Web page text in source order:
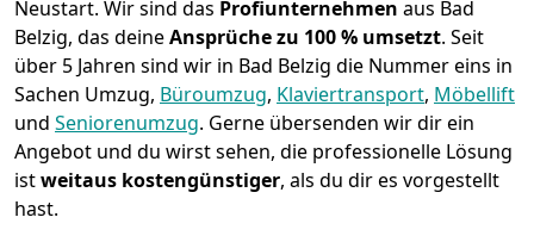
Neustart. Wir sind das Profiunternehmen aus Bad
Belzig, das deineAnsprüche zu 100 % umsetzt. Seit
über 5 Jahren sind wir in Bad Belzig die Nummer eins in
Sachen Umzug, Büroumzug, Klaviertransport, Möbellift
und Seniorenumzug. Gerne übersenden wir dir ein
Angebot und du wirst sehen, die professionelle Lösung
istweitaus kostengünstiger, als du dir es vorgestellt
hast.